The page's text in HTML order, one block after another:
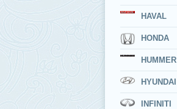
HAVAL
HONDA
HUMMER
HYUNDAI
INFINITI